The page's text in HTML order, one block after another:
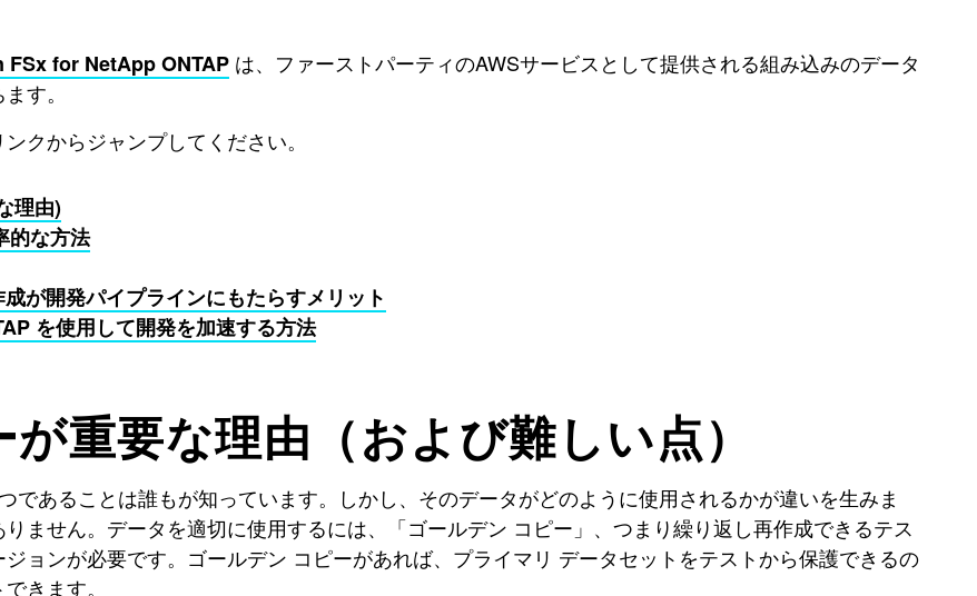
FSx for NetApp ONTAP は、ファーストパーティのAWSサービスとして提供される組み込みのデータ
す。
クからジャンプしてください。
理由)
的な方法
が開発パイプラインにもたらすメリット
を使用して開発を加速する方法
重要な理由（および難しい点）
であることは誰もが知っています。しかし、そのデータがどのように使用されるかが違いを生みま
ません。データを適切に使用するには、「ゴールデン コピー」、つまり繰り返し再作成できるテス
ョンが必要です。ゴールデン コピーがあれば、プライマリ データセットをテストから保護できるの
きます。